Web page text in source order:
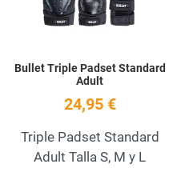
Bullet Triple Padset Standard
Adult
24,95 €
Triple Padset Standard
Adult Talla S, M y L